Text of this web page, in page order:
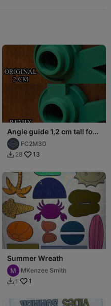
Angle guide 1,2 cm tall for
LEGO Brick Wreath
(Remix)FC2M3D
 28 13
Summer Wreath
MKenzee Smith
 1 1